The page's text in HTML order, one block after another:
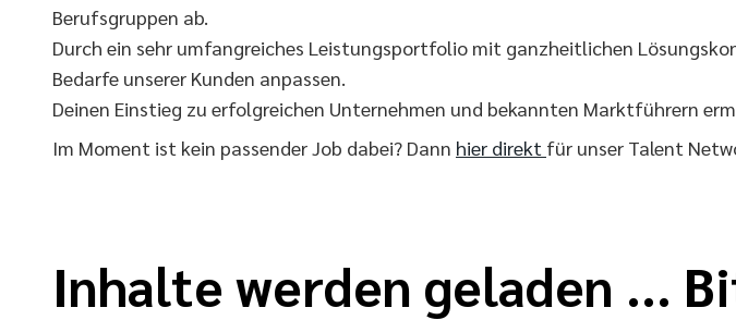
Berufsgruppen ab.
Durch ein sehr umfangreiches Leistungsportfolio mit ganzheitlichen
Bedarfe unserer Kunden anpassen.
Deinen Einstieg zu erfolgreichen Unternehmen und bekannten Marktführern
Im Moment ist kein passender Job dabei? Dann hier direkt für unser Talent
Inhalte werden geladen ...